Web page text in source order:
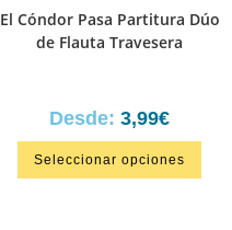
El Cóndor Pasa Partitura Dúo
de Flauta Travesera
Desde: 3,99€
Seleccionar opciones